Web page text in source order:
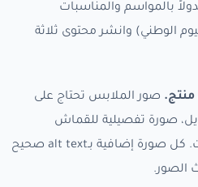
بالمواسم والمناسبات
الوطني) وانشر محتوى ثلاثة
منتج. صور الملابس تحتاج على
صورة تفصيلية للقماش
والخياطة، صورة توضح القياسات. كل صورة إضافية بـalt text صحيح
الصور.